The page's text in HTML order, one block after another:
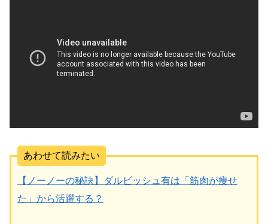
あわせて読みたい
【ノーノーの秘訣】ダルビッシュ有は「筋肉が痩せ
た」から活躍する？